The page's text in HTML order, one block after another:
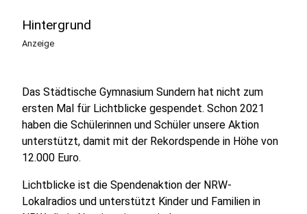
Hintergrund
Anzeige
Das Städtische Gymnasium Sundern hat nicht zum
ersten Mal für Lichtblicke gespendet. Schon 2021
haben die Schülerinnen und Schüler unsere Aktion
unterstützt, damit mit der Rekordspende in Höhe von
12.000 Euro.
Lichtblicke ist die Spendenaktion der NRW-
Lokalradios und unterstützt Kinder und Familien in